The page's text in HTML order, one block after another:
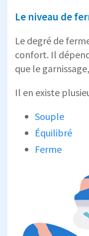
Le niveau de
Le degré de
confort. Il
que le
Il en existe
Souple
Équilibré
Ferme